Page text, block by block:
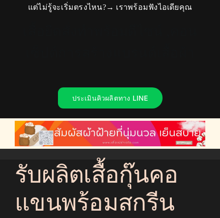
แต่ไม่รู้จะเริ่มตรงไหน?→ เราพร้อมฟังไอเดียคุณ
ประเมินคิวผลิตทาง LINE
รับผลิตเสื้อกุ๊นคอ
แขนพร้อมสกรีน